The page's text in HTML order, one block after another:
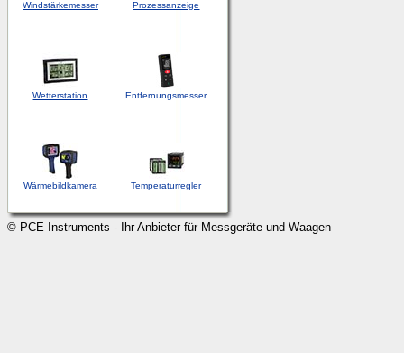
Windstärkemesser Prozessanzeige
Wetterstation Entfernungsmesser
Wärmebildkamera Temperaturregler
© PCE Instruments - Ihr Anbieter für Messgeräte und Waagen